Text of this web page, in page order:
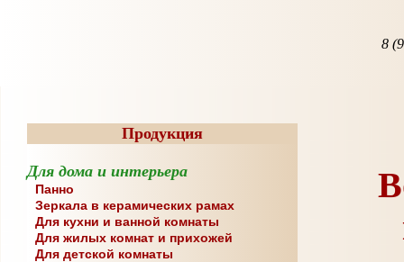
8
Продукция
Для дома и интерьера
Панно
Зеркала в керамических рамах
Для кухни и ванной комнаты
Для жилых комнат и прихожей
Для детской комнаты